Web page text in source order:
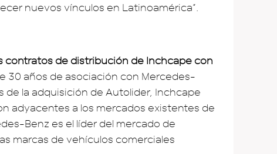
nuevos vínculos en Latinoamérica”.
contratos de distribución de Inchcape con
30 años de asociación con Mercedes-
de la adquisición de Autolider, Inchcape
adyacentes a los mercados existentes de
Benz es el líder del mercado de
marcas de vehículos comerciales